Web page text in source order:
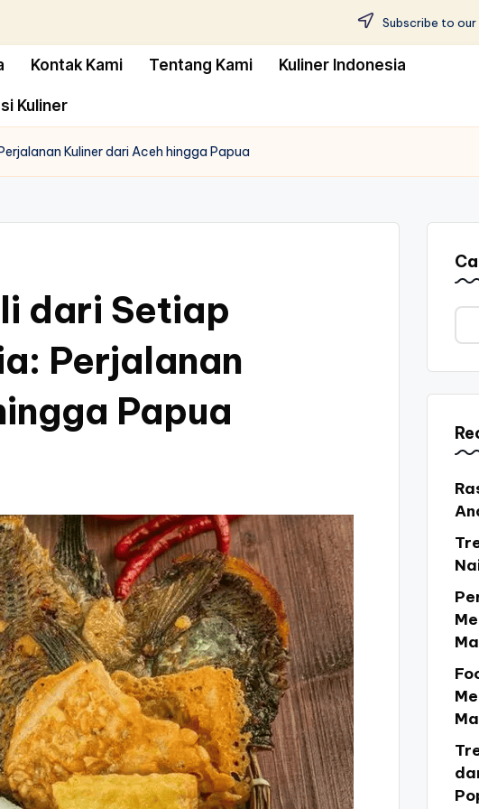
Subscribe to our
Kontak Kami Tentang Kami Kuliner Indonesia
Kuliner
Kuliner dari Aceh hingga Papua
dari Setiap
Perjalanan
Papua